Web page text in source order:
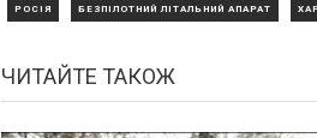
РОСІЯ БЕЗПІЛОТНИЙ ЛІТАЛЬНИЙ АПАРАТ
ЧИТАЙТЕ ТАКОЖ